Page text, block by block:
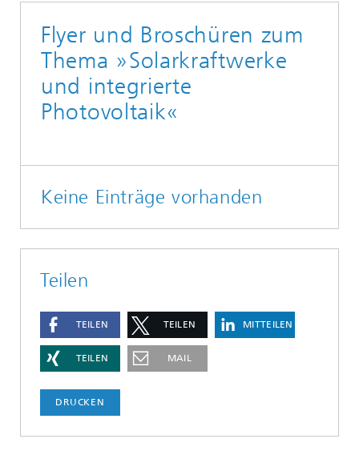
Flyer und Broschüren zum
Thema »Solarkraftwerke
und integrierte
Photovoltaik«
Keine Einträge vorhanden
Teilen
TEILEN TEILEN MITTEILEN
TEILEN MAIL
DRUCKEN